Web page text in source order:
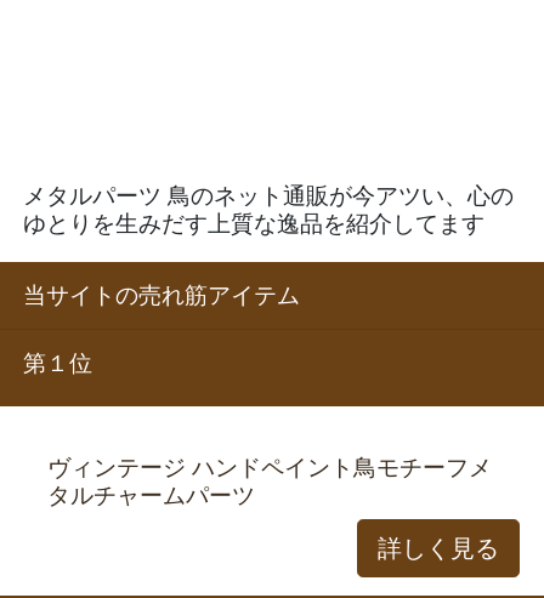
メタルパーツ 鳥のネット通販が今アツい、心の
ゆとりを生みだす上質な逸品を紹介してます
当サイトの売れ筋アイテム
第１位
ヴィンテージ ハンドペイント鳥モチーフメ
タルチャームパーツ
詳しく見る